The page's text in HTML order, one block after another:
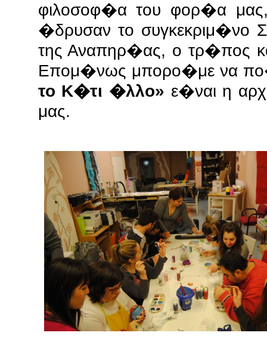
φιλοσοφ�α του φορ�α
�δρυσαν το
της Αναπηρ�ας, ο τρ�πος
Επομ�νως μπορο�με να
το Κ�τι �λλο» ε�ναι η
μας.